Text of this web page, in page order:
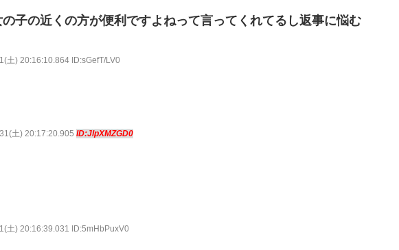
子の近くの方が便利ですよねって言ってくれてるし返事に悩む
土) 20:16:10.864 ID:sGefT/LV0
土) 20:17:20.905 ID:JlpXMZGD0
土) 20:16:39.031 ID:5mHbPuxV0